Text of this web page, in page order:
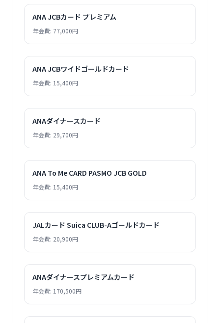
ANA JCBカード プレミアム
年会費: 77,000円
ANA JCBワイドゴールドカード
年会費: 15,400円
ANAダイナースカード
年会費: 29,700円
ANA To Me CARD PASMO JCB GOLD
年会費: 15,400円
JALカード Suica CLUB-Aゴールドカード
年会費: 20,900円
ANAダイナースプレミアムカード
年会費: 170,500円